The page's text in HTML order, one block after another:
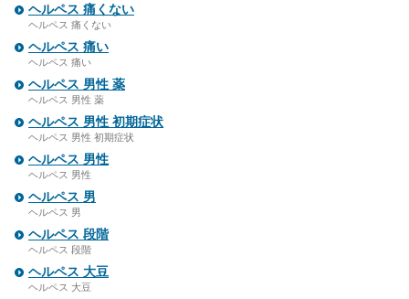
ヘルペス 痛くない
ヘルペス 痛くない
ヘルペス 痛い
ヘルペス 痛い
ヘルペス 男性 薬
ヘルペス 男性 薬
ヘルペス 男性 初期症状
ヘルペス 男性 初期症状
ヘルペス 男性
ヘルペス 男性
ヘルペス 男
ヘルペス 男
ヘルペス 段階
ヘルペス 段階
ヘルペス 大豆
ヘルペス 大豆